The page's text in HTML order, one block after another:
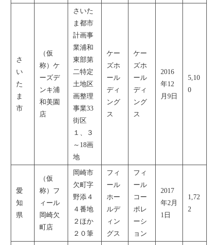
さ
い
た
ま
市
（仮
称）ケ
ーズデ
ンキ浦
和美園
店
さいた
ま都市
計画事
業浦和
東部第
二特定
土地区
画整理
事業33
街区
１、３
～18画
地
ケー
ズホ
ール
ディ
ング
ス
ケー
ズホ
ール
ディ
ング
ス
2016
年12
月9日
5,10
0
愛
知
県
（仮
称）フ
ィール
岡崎欠
町店
岡崎市
欠町字
野添４
４番地
２ほか
２０筆
フィ
ール
ホー
ルデ
ィン
グス
フィ
ール
コー
ポレ
ーシ
ョン
2017
年2月
1日
1,72
2